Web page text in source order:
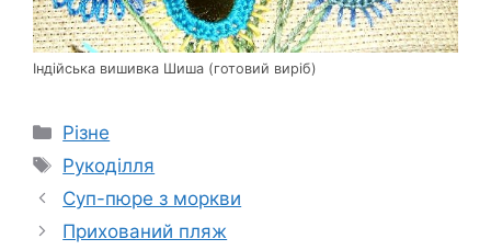
Індійська вишивка Шиша (готовий виріб)
Категорії
Різне
Позначки
Рукоділля
Суп-пюре з моркви
Прихований пляж